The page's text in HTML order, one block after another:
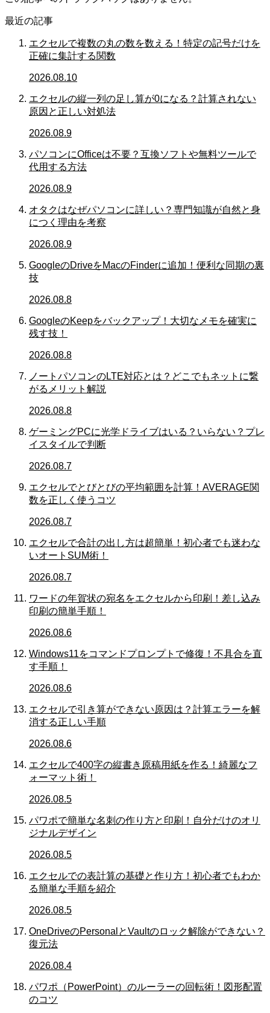
最近の記事
エクセルで複数の丸の数を数える！特定の記号だけを
正確に集計する関数
2026.08.10
エクセルの縦一列の足し算が0になる？計算されない
原因と正しい対処法
2026.08.9
パソコンにOfficeは不要？互換ソフトや無料ツールで
代用する方法
2026.08.9
オタクはなぜパソコンに詳しい？専門知識が自然と身
につく理由を考察
2026.08.9
GoogleのDriveをMacのFinderに追加！便利な同期の裏
技
2026.08.8
GoogleのKeepをバックアップ！大切なメモを確実に
残す技！
2026.08.8
ノートパソコンのLTE対応とは？どこでもネットに繋
がるメリット解説
2026.08.8
ゲーミングPCに光学ドライブはいる？いらない？プレ
イスタイルで判断
2026.08.7
エクセルでとびとびの平均範囲を計算！AVERAGE関
数を正しく使うコツ
2026.08.7
エクセルで合計の出し方は超簡単！初心者でも迷わな
いオートSUM術！
2026.08.7
ワードの年賀状の宛名をエクセルから印刷！差し込み
印刷の簡単手順！
2026.08.6
Windows11をコマンドプロンプトで修復！不具合を直
す手順！
2026.08.6
エクセルで引き算ができない原因は？計算エラーを解
消する正しい手順
2026.08.6
エクセルで400字の縦書き原稿用紙を作る！綺麗なフ
ォーマット術！
2026.08.5
パワポで簡単な名刺の作り方と印刷！自分だけのオリ
ジナルデザイン
2026.08.5
エクセルでの表計算の基礎と作り方！初心者でもわか
る簡単な手順を紹介
2026.08.5
OneDriveのPersonalとVaultのロック解除ができない？
復元法
2026.08.4
パワポ（PowerPoint）のルーラーの回転術！図形配置
のコツ